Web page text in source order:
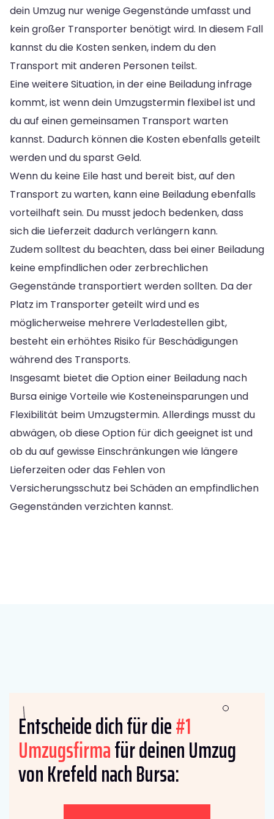
dein Umzug nur wenige Gegenstände umfasst und
kein großer Transporter benötigt wird. In diesem Fall
kannst du die Kosten senken, indem du den
Transport mit anderen Personen teilst.
Eine weitere Situation, in der eine Beiladung infrage
kommt, ist wenn dein Umzugstermin flexibel ist und
du auf einen gemeinsamen Transport warten
kannst. Dadurch können die Kosten ebenfalls geteilt
werden und du sparst Geld.
Wenn du keine Eile hast und bereit bist, auf den
Transport zu warten, kann eine Beiladung ebenfalls
vorteilhaft sein. Du musst jedoch bedenken, dass
sich die Lieferzeit dadurch verlängern kann.
Zudem solltest du beachten, dass bei einer Beiladung
keine empfindlichen oder zerbrechlichen
Gegenstände transportiert werden sollten. Da der
Platz im Transporter geteilt wird und es
möglicherweise mehrere Verladestellen gibt,
besteht ein erhöhtes Risiko für Beschädigungen
während des Transports.
Insgesamt bietet die Option einer Beiladung nach
Bursa einige Vorteile wie Kosteneinsparungen und
Flexibilität beim Umzugstermin. Allerdings musst du
abwägen, ob diese Option für dich geeignet ist und
ob du auf gewisse Einschränkungen wie längere
Lieferzeiten oder das Fehlen von
Versicherungsschutz bei Schäden an empfindlichen
Gegenständen verzichten kannst.
Entscheide dich für die#1
Umzugsfirmafür deinen Umzug
von Krefeld nach Bursa: